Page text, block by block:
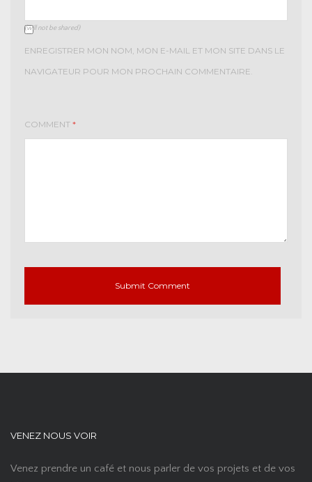
(will not be shared)
ENREGISTRER MON NOM, MON E-MAIL ET MON SITE DANS LE
NAVIGATEUR POUR MON PROCHAIN COMMENTAIRE.
COMMENT *
VENEZ NOUS VOIR
Venez prendre un café et nous parler de vos projets et de vos